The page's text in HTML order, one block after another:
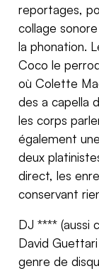
reportages,
collage
la phonation.
Coco le
où Colette
des a capella
les corps
également
deux
direct, les
conservant
DJ **** (aussi
David
genre de